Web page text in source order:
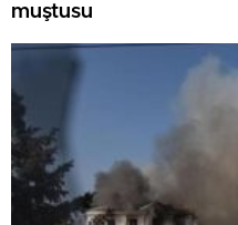
muştusu